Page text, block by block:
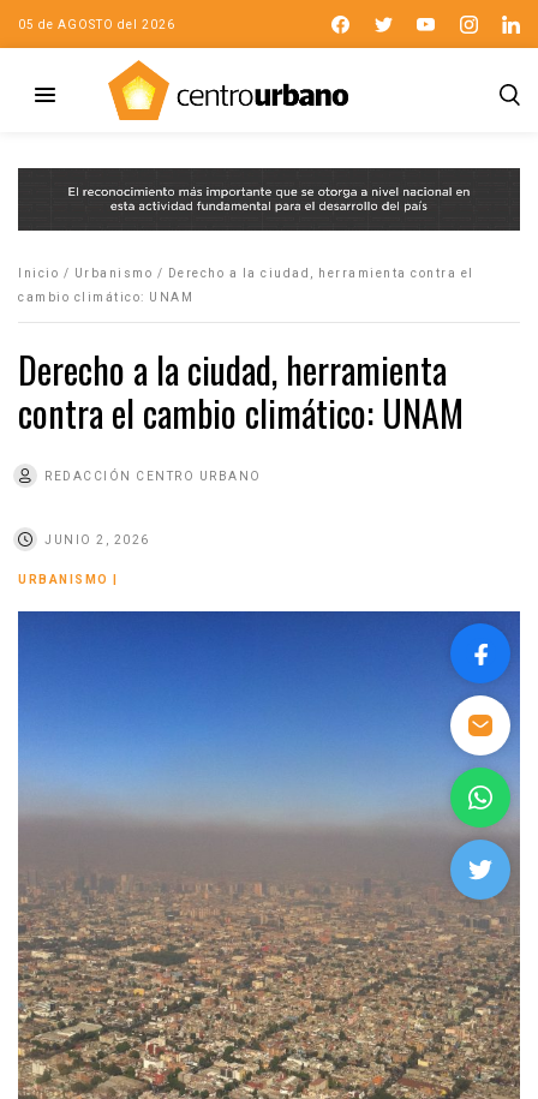
05 de AGOSTO del 2026
Inicio / Urbanismo /
Derecho a la ciudad, herramienta contra el
cambio climático: UNAM
Derecho a la ciudad, herramienta
contra el cambio climático: UNAM
REDACCIÓN CENTRO URBANO
JUNIO 2, 2026
URBANISMO